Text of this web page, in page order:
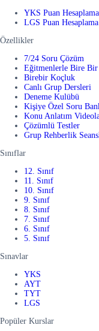
YKS Puan Hesaplama
LGS Puan Hesaplama
Özellikler
7/24 Soru Çözüm
Eğitmenlerle Bire Bir
Birebir Koçluk
Canlı Grup Dersleri
Deneme Kulübü
Kişiye Özel Soru
Konu Anlatım
Çözümlü Testler
Grup Rehberlik
Sınıflar
12. Sınıf
11. Sınıf
10. Sınıf
9. Sınıf
8. Sınıf
7. Sınıf
6. Sınıf
5. Sınıf
Sınavlar
YKS
AYT
TYT
LGS
Popüler Kurslar